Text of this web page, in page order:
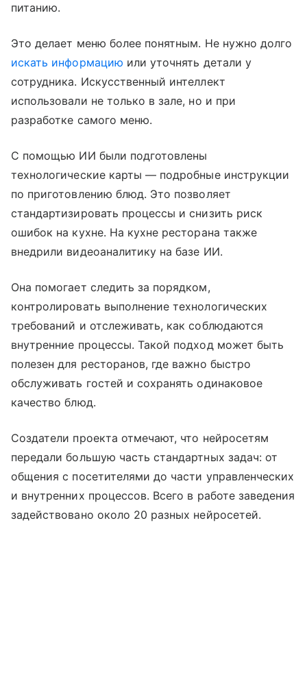
питанию.
Это делает меню более понятным. Не нужно долго
искать информацию или уточнять детали у
сотрудника. Искусственный интеллект
использовали не только в зале, но и при
разработке самого меню.
С помощью ИИ были подготовлены
технологические карты — подробные инструкции
по приготовлению блюд. Это позволяет
стандартизировать процессы и снизить риск
ошибок на кухне. На кухне ресторана также
внедрили видеоаналитику на базе ИИ.
Она помогает следить за порядком,
контролировать выполнение технологических
требований и отслеживать, как соблюдаются
внутренние процессы. Такой подход может быть
полезен для ресторанов, где важно быстро
обслуживать гостей и сохранять одинаковое
качество блюд.
Создатели проекта отмечают, что нейросетям
передали большую часть стандартных задач: от
общения с посетителями до части управленческих
и внутренних процессов. Всего в работе заведения
задействовано около 20 разных нейросетей.